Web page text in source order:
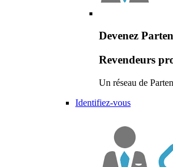
Devenez
Revendeurs
Un réseau de
Identifiez-vous